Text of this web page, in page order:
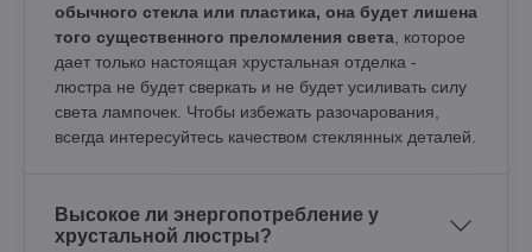
обычного стекла или пластика, она будет лишена
того существенного преломления света , которое
дает только настоящая хрустальная отделка -
люстра не будет сверкать и не будет усиливать силу
света лампочек. Чтобы избежать разочарования,
всегда интересуйтесь качеством стеклянных деталей.
Высокое ли энергопотребление у
хрустальной люстры?